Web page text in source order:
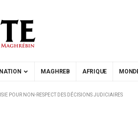
NATION MAGHREB AFRIQUE
POUR NON-RESPECT DES DÉCISIONS JUDICIAIRES